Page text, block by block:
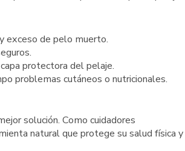
exceso de pelo muerto.
protectora del pelaje.
problemas cutáneos o nutricionales.
solución. Como cuidadores
natural que protege su salud física y